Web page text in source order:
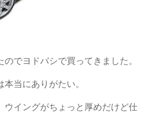
でヨドバシで買ってきました。
当にありがたい。
ウイングがちょっと厚めだけど仕